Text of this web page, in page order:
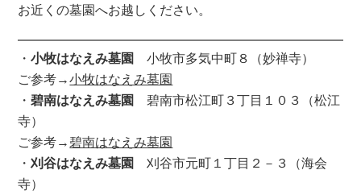
お近くの墓園へお越しください。
・小牧はなえみ墓園 小牧市多気中町８（妙禅寺）
ご参考→小牧はなえみ墓園
・碧南はなえみ墓園 碧南市松江町３丁目１０３（松江
寺）
ご参考→ 碧南はなえみ墓園
・刈谷はなえみ墓園 刈谷市元町１丁目２－３（海会
寺）